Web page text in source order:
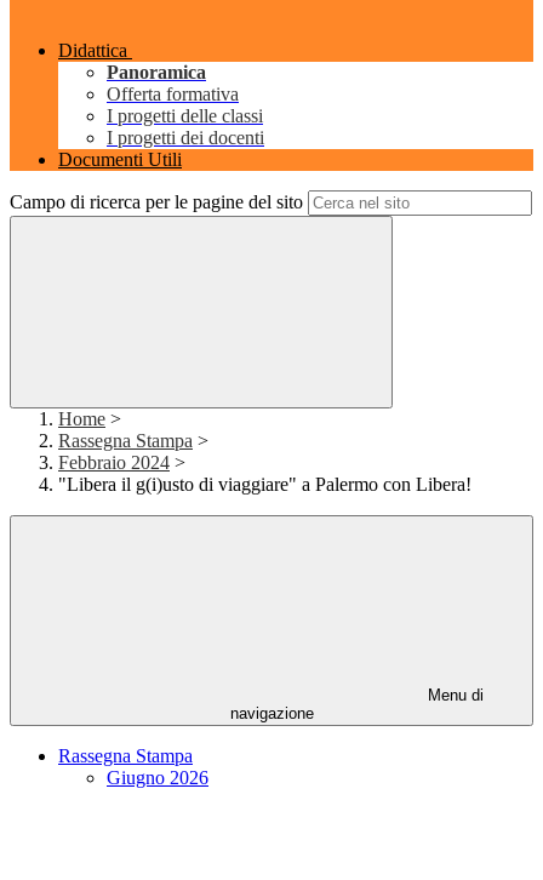
Didattica
Panoramica
Offerta formativa
I progetti delle classi
I progetti dei docenti
Documenti Utili
Campo di ricerca per le pagine del sito
Home >
Rassegna Stampa >
Febbraio 2024 >
"Libera il g(i)usto di viaggiare" a Palermo con Libera!
Menu di
navigazione
Rassegna Stampa
Giugno 2026